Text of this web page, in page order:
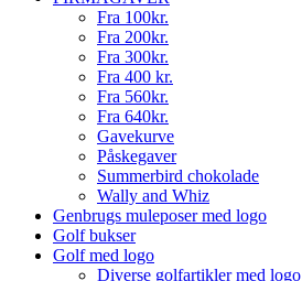
Fra 100kr.
Fra 200kr.
Fra 300kr.
Fra 400 kr.
Fra 560kr.
Fra 640kr.
Gavekurve
Påskegaver
Summerbird chokolade
Wally and Whiz
Genbrugs muleposer med logo
Golf bukser
Golf med logo
Diverse golfartikler med logo